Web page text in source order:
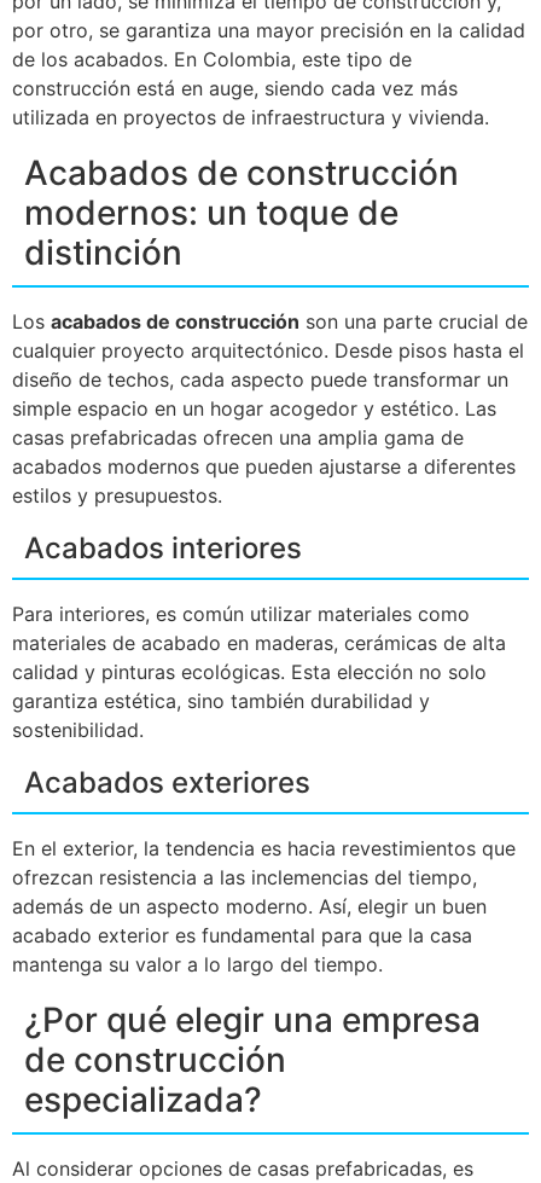
por otro, se garantiza una mayor precisión en la calidad
de los acabados. En Colombia, este tipo de
construcción está en auge, siendo cada vez más
utilizada en proyectos de infraestructura y vivienda.
Acabados de construcción
modernos: un toque de
distinción
Los acabados de construcción son una parte crucial de
cualquier proyecto arquitectónico. Desde pisos hasta el
diseño de techos, cada aspecto puede transformar un
simple espacio en un hogar acogedor y estético. Las
casas prefabricadas ofrecen una amplia gama de
acabados modernos que pueden ajustarse a diferentes
estilos y presupuestos.
Acabados interiores
Para interiores, es común utilizar materiales como
materiales de acabado en maderas, cerámicas de alta
calidad y pinturas ecológicas. Esta elección no solo
garantiza estética, sino también durabilidad y
sostenibilidad.
Acabados exteriores
En el exterior, la tendencia es hacia revestimientos que
ofrezcan resistencia a las inclemencias del tiempo,
además de un aspecto moderno. Así, elegir un buen
acabado exterior es fundamental para que la casa
mantenga su valor a lo largo del tiempo.
¿Por qué elegir una empresa
de construcción
especializada?
Al considerar opciones de casas prefabricadas, es